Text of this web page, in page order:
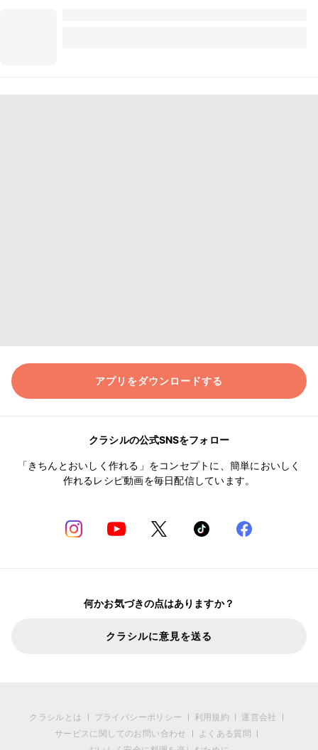
アプリをダウンロードする
クラシルの公式SNSをフォロー
「きちんとおいしく作れる」をコンセプトに、簡単においしく
作れるレシピ動画を毎日配信しています。
何かお気づきの点はありますか？
クラシルに意見を送る
クラシルとは プライバシーポリシー 利用規約
運営会社
サービスに関してのお問い合わせ
よくある質問